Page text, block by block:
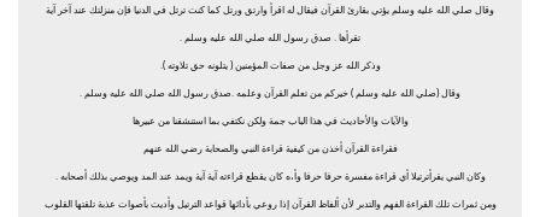
وقال صلي الله عليه وسلم يؤتي بقارئ القرآن فيقال له اقرأ وارتق ورتل كما كنت ترتل في الدنيا فإن منزلتك عند آخر آية
تقرأها . صدق رسول الله صلي الله عليه وسلم .
وذكر الله عز وجل من صفات المؤمنين ( يتلونه حق تلاوته ).
وقال (صلي الله عليه وسلم ) خيركم من تعلم القرآن وعلمه .صدق رسول الله صلي الله عليه وسلم .
والآيات والأحاديث في هذا الباب جمة ولكن نكتفي بما استنشقنا من عبيرها
فقراءة القرآن أخذن من كيفية قراءة النبي والصحابة رضي الله عنهم
وكان النبي يقرأترتيلا أي قراءة مفسرة حرفا حرفا وأ،ه كان يقطع قراءته آية آية ويمد عند المد ويوصي بذلك أصحابه .
ومن ثمرات تلك القراءة الفهم والتدبر لأن ألفاظ القرآن إذا روعي بأدائها قواعد الترتيل وأديت بأصوات عذبة تلقتها القلوب